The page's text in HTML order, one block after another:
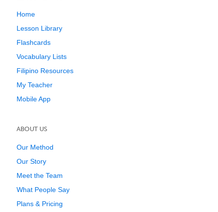
Home
Lesson Library
Flashcards
Vocabulary Lists
Filipino Resources
My Teacher
Mobile App
ABOUT US
Our Method
Our Story
Meet the Team
What People Say
Plans & Pricing